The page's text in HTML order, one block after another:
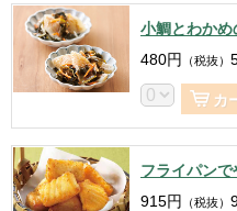
小鯛とわかめ
480円 （税抜）
カ
フライパン
915円 （税抜）